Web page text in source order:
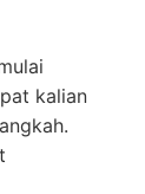
kalian